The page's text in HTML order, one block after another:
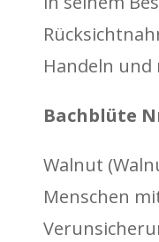
Handeln und
Bachblüte
Walnut
Menschen